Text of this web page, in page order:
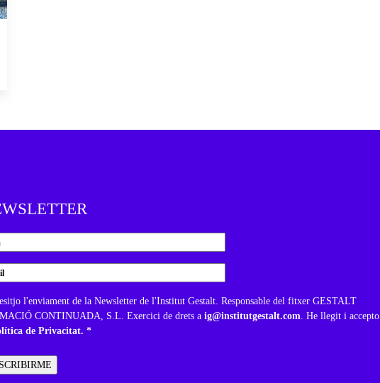
l'enviament de la Newsletter de l'Institut Gestalt. Responsable del fitxer GESTALT
CONTINUADA, S.L. Exercici de drets a ig@institutgestalt.com . He llegit i accepto
de Privacitat. *